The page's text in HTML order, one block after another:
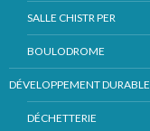
SALLE CHISTR PER
BOULODROME
DÉVELOPPEMENT DURABLE
DÉCHETTERIE